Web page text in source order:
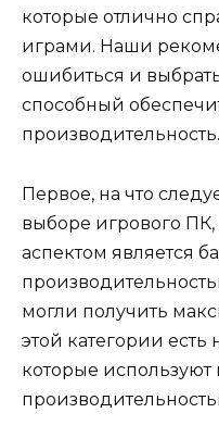
которые отлично
играми. Наши
ошибиться и
способный
производительность.
Первое, на что
выборе игрового
аспектом является
могли получить
этой категории
которые